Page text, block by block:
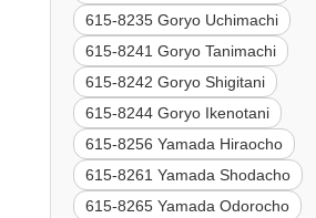
615-8235 Goryo Uchimachi
615-8241 Goryo Tanimachi
615-8242 Goryo Shigitani
615-8244 Goryo Ikenotani
615-8256 Yamada Hiraocho
615-8261 Yamada Shodacho
615-8265 Yamada Odorocho